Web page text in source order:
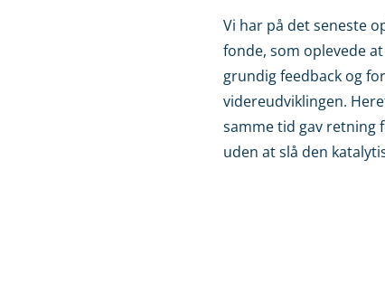
Vi har på det seneste
fonde, som oplevede
grundig feedback og
videreudviklingen.
samme tid gav retning
uden at slå den